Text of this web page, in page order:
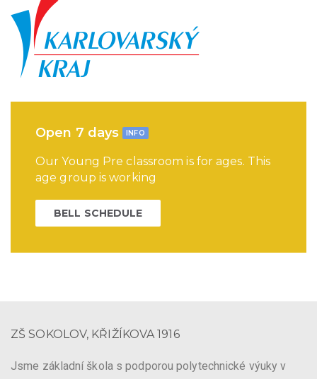
Open 7 days INFO
Our Young Pre classroom is for ages. This
age group is working
BELL SCHEDULE
ZŠ SOKOLOV, KŘIŽÍKOVA 1916
Jsme základní škola s podporou polytechnické výuky v